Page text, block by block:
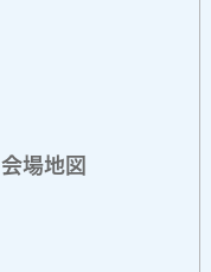
会場地図